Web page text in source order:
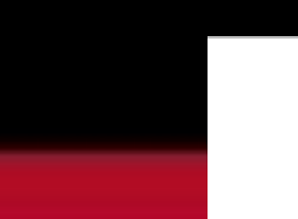
principal